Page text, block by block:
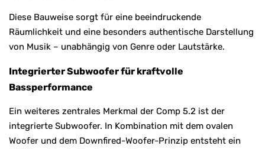
Diese Bauweise sorgt für eine beeindruckende
Räumlichkeit und eine besonders authentische Darstellung
von Musik – unabhängig von Genre oder Lautstärke.
Integrierter Subwoofer für kraftvolle
Bassperformance
Ein weiteres zentrales Merkmal der Comp 5.2 ist der
integrierte Subwoofer. In Kombination mit dem ovalen
Woofer und dem Downfired-Woofer-Prinzip entsteht ein